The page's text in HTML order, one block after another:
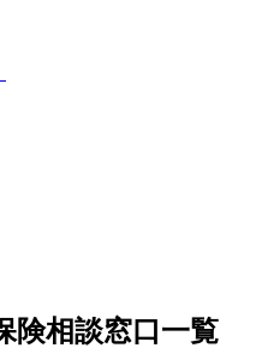
険相談窓口一覧